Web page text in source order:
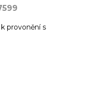
provonění s